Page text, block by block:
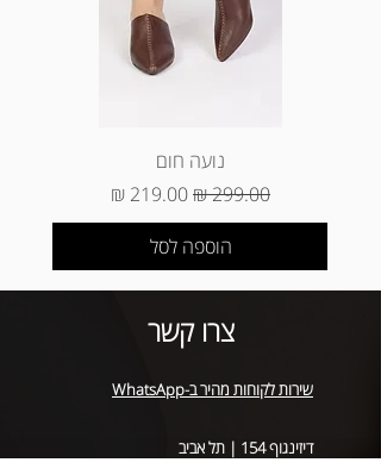
לאמצעי התשלום ששילמת באתר.
מסכום הפריטים שהוחזרו (עמלת ביטול
הוא עד 3 ימי עסקים מיום קבלת המוצר
נועה חום
מחיר רגיל מחיר מבצע
הוספה לסל
צרו קשר
שירות לקוחות מהיר ב-WhatsApp
דיזינגוף 154 | תל אביב